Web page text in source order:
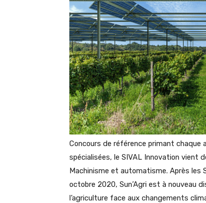
Concours de référence primant chaque
spécialisées, le SIVAL Innovation vient
Machinisme et automatisme. Après les
octobre 2020, Sun’Agri est à nouveau
l’agriculture face aux changements